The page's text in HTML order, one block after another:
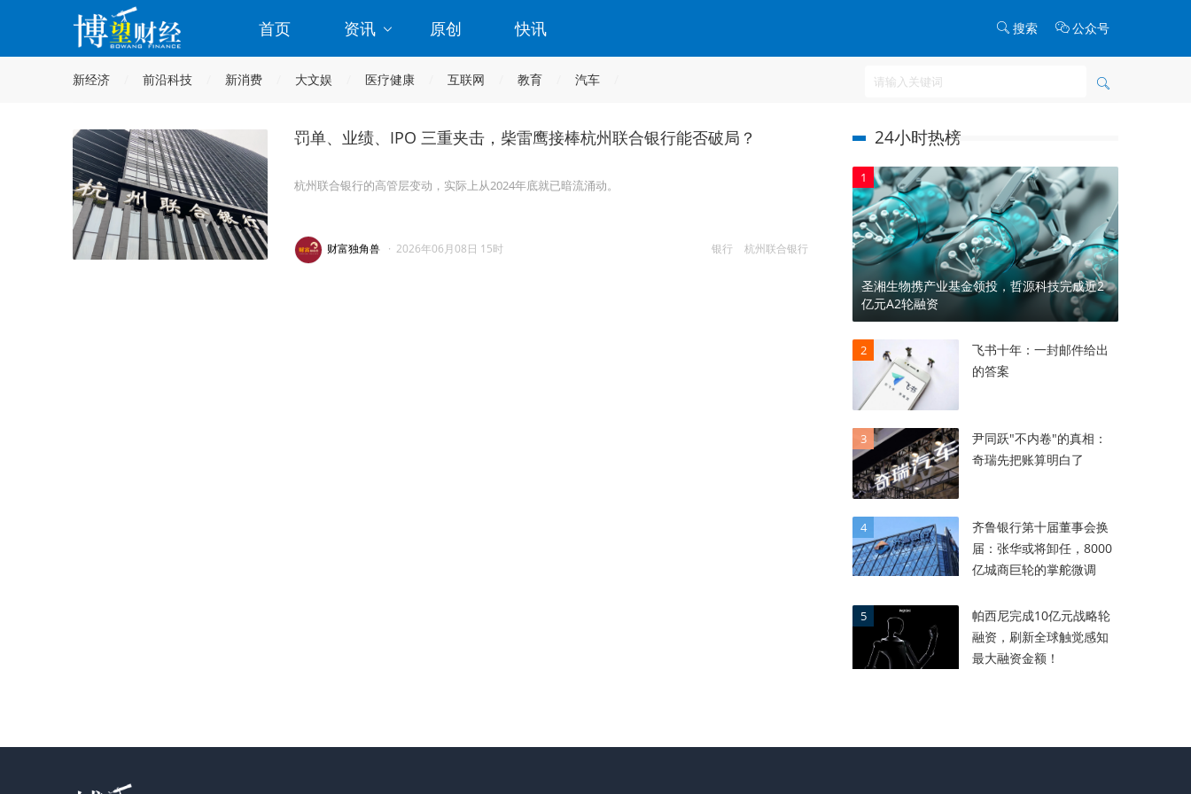
首页 资讯 原创 快讯 搜索 公众号
新经济 前沿科技 新消费 大文娱 医疗健康 互联网 教育 汽车
罚单、业绩、IPO 三重夹击，柴雷鹰接棒杭州联合银行能否破局？
杭州联合银行的高管层变动，实际上从2024年底就已暗流涌动。
银行 杭州联合银行
财富独角兽 · 2026年06月08日 15时
24小时热榜
1
圣湘生物携产业基金领投，哲源科技完成近2
亿元A2轮融资
2
飞书十年：一封邮件给出
的答案
3
尹同跃"不内卷"的真相：
奇瑞先把账算明白了
4
齐鲁银行第十届董事会换
届：张华或将卸任，8000
亿城商巨轮的掌舵微调
5
帕西尼完成10亿元战略轮
融资，刷新全球触觉感知
最大融资金额！